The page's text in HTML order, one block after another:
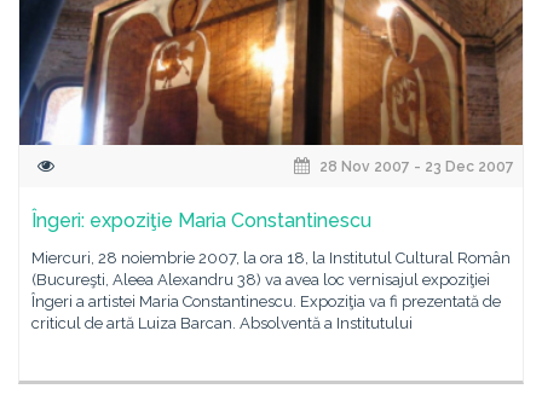
28 Nov 2007 - 23 Dec 2007
Îngeri: expoziţie Maria Constantinescu
Miercuri, 28 noiembrie 2007, la ora 18, la Institutul Cultural Român
(Bucureşti, Aleea Alexandru 38) va avea loc vernisajul expoziţiei
Îngeri a artistei Maria Constantinescu. Expoziţia va fi prezentată de
criticul de artă Luiza Barcan. Absolventă a Institutului